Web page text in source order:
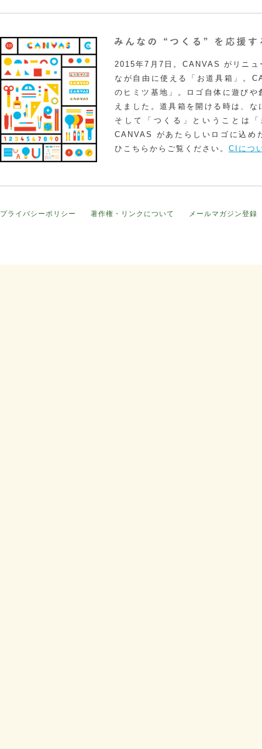
2015年7月7日。CANVAS がリニュ
なが自由に使える「お道具箱」。
のヒミツ基地」。ロゴ自体に遊び
えました。道具箱を開ける時は、
そして「つくる」ということは
CANVAS があたらしいロゴに込め
ひこちらからご覧ください。 CIにつ
プライバシーポリシー 著作権・リンクについて メールマガジン登録